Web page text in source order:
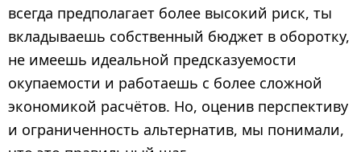
всегда предполагает более высокий риск, ты
вкладываешь собственный бюджет в оборотку,
не имеешь идеальной предсказуемости
окупаемости и работаешь с более сложной
экономикой расчётов. Но, оценив перспективу
и ограниченность альтернатив, мы понимали,